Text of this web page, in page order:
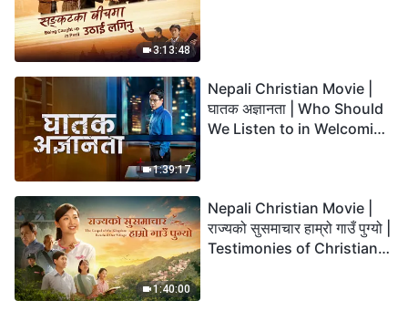
3:13:48
1:39:17
Nepali Christian Movie |
घातक अज्ञानता | Who Should
We Listen to in Welcoming
1:40:00
Nepali Christian Movie |
राज्यको सुसमाचार हाम्रो गाउँ पुग्यो |
Testimonies of Christians